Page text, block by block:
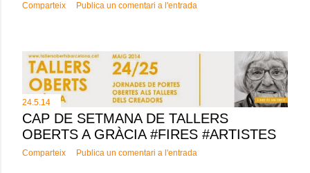
Comparteix Publica un comentari a l'entrada
24.5.14
CAP DE SETMANA DE TALLERS
OBERTS A GRÀCIA #FIRES #ARTISTES
Comparteix Publica un comentari a l'entrada